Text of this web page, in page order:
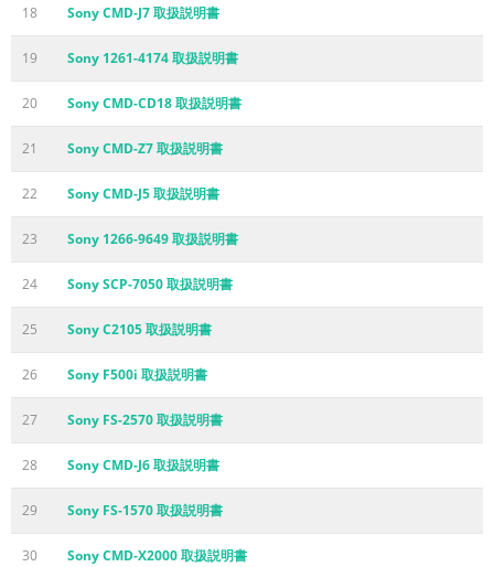
18 Sony CMD-J7 取扱説明書
19 Sony 1261-4174 取扱説明書
20 Sony CMD-CD18 取扱説明書
21 Sony CMD-Z7 取扱説明書
22 Sony CMD-J5 取扱説明書
23 Sony 1266-9649 取扱説明書
24 Sony SCP-7050 取扱説明書
25 Sony C2105 取扱説明書
26 Sony F500i 取扱説明書
27 Sony FS-2570 取扱説明書
28 Sony CMD-J6 取扱説明書
29 Sony FS-1570 取扱説明書
30 Sony CMD-X2000 取扱説明書